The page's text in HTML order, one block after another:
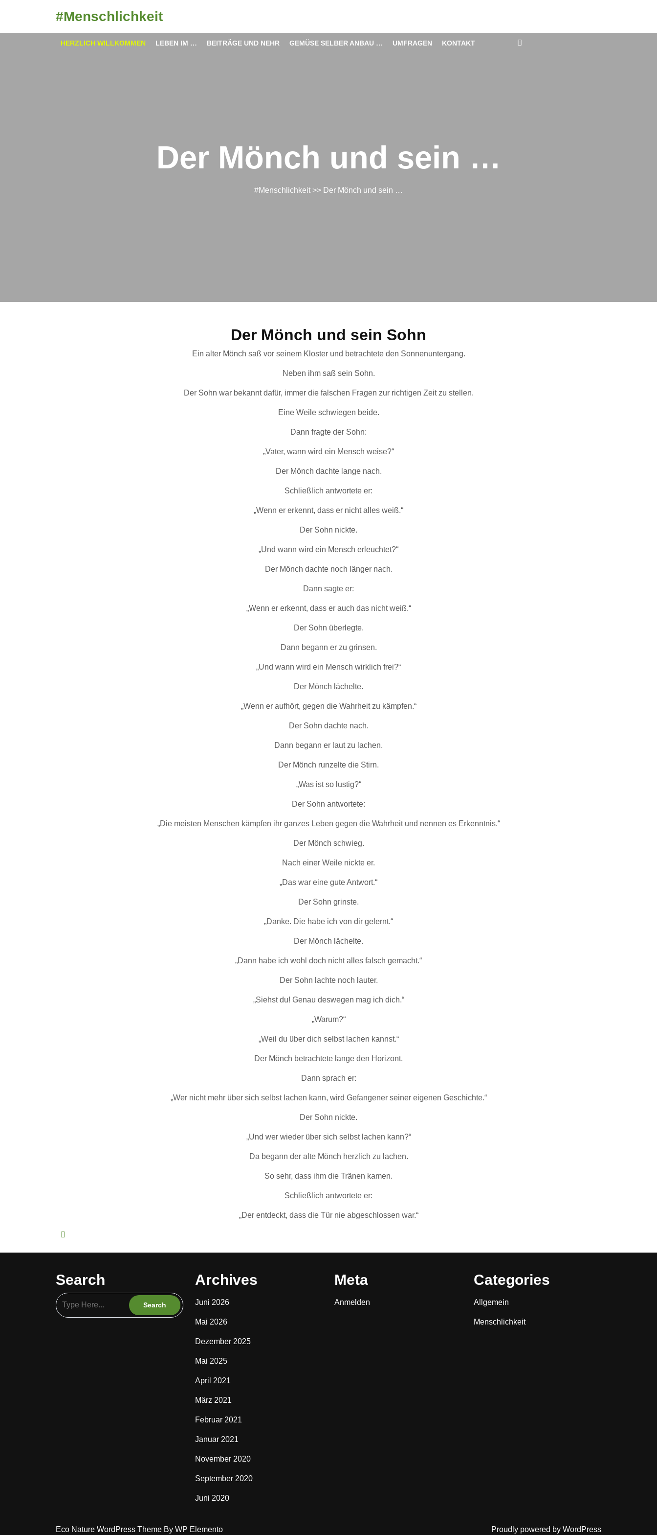
#Menschlichkeit
HERZLICH WILLKOMMEN LEBEN IM … BEITRÄGE UND NEHR GEMÜSE SELBER ANBAU … UMFRAGEN KONTAKT
Der Mönch und sein …
#Menschlichkeit >> Der Mönch und sein …
Der Mönch und sein Sohn
Ein alter Mönch saß vor seinem Kloster und betrachtete den Sonnenuntergang.
Neben ihm saß sein Sohn.
Der Sohn war bekannt dafür, immer die falschen Fragen zur richtigen Zeit zu stellen.
Eine Weile schwiegen beide.
Dann fragte der Sohn:
„Vater, wann wird ein Mensch weise?“
Der Mönch dachte lange nach.
Schließlich antwortete er:
„Wenn er erkennt, dass er nicht alles weiß.“
Der Sohn nickte.
„Und wann wird ein Mensch erleuchtet?“
Der Mönch dachte noch länger nach.
Dann sagte er:
„Wenn er erkennt, dass er auch das nicht weiß.“
Der Sohn überlegte.
Dann begann er zu grinsen.
„Und wann wird ein Mensch wirklich frei?“
Der Mönch lächelte.
„Wenn er aufhört, gegen die Wahrheit zu kämpfen.“
Der Sohn dachte nach.
Dann begann er laut zu lachen.
Der Mönch runzelte die Stirn.
„Was ist so lustig?“
Der Sohn antwortete:
„Die meisten Menschen kämpfen ihr ganzes Leben gegen die Wahrheit und nennen es Erkenntnis.“
Der Mönch schwieg.
Nach einer Weile nickte er.
„Das war eine gute Antwort.“
Der Sohn grinste.
„Danke. Die habe ich von dir gelernt.“
Der Mönch lächelte.
„Dann habe ich wohl doch nicht alles falsch gemacht.“
Der Sohn lachte noch lauter.
„Siehst du! Genau deswegen mag ich dich.“
„Warum?“
„Weil du über dich selbst lachen kannst.“
Der Mönch betrachtete lange den Horizont.
Dann sprach er:
„Wer nicht mehr über sich selbst lachen kann, wird Gefangener seiner eigenen Geschichte.“
Der Sohn nickte.
„Und wer wieder über sich selbst lachen kann?“
Da begann der alte Mönch herzlich zu lachen.
So sehr, dass ihm die Tränen kamen.
Schließlich antwortete er:
„Der entdeckt, dass die Tür nie abgeschlossen war.“
Search Archives
Juni 2026
Mai 2026
Dezember 2025
Mai 2025
April 2021
März 2021
Februar 2021
Januar 2021
November 2020
September 2020
Juni 2020
Meta
Anmelden
Categories
Allgemein
Menschlichkeit
Eco Nature WordPress Theme By WP Elemento Proudly powered by WordPress